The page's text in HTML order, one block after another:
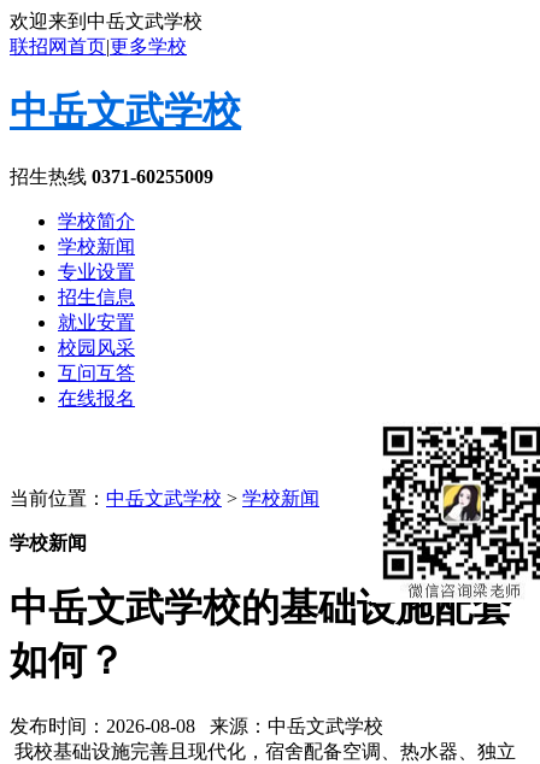
欢迎来到中岳文武学校
联招网首页|更多学校
中岳文武学校
招生热线 0371-60255009
学校简介
学校新闻
专业设置
招生信息
就业安置
校园风采
互问互答
在线报名
当前位置： 中岳文武学校 > 学校新闻
学校新闻
中岳文武学校的基础设施配套
如何？
发布时间：2026-08-08 来源：中岳文武学校
我校基础设施完善且现代化，宿舍配备空调、热水器、独立